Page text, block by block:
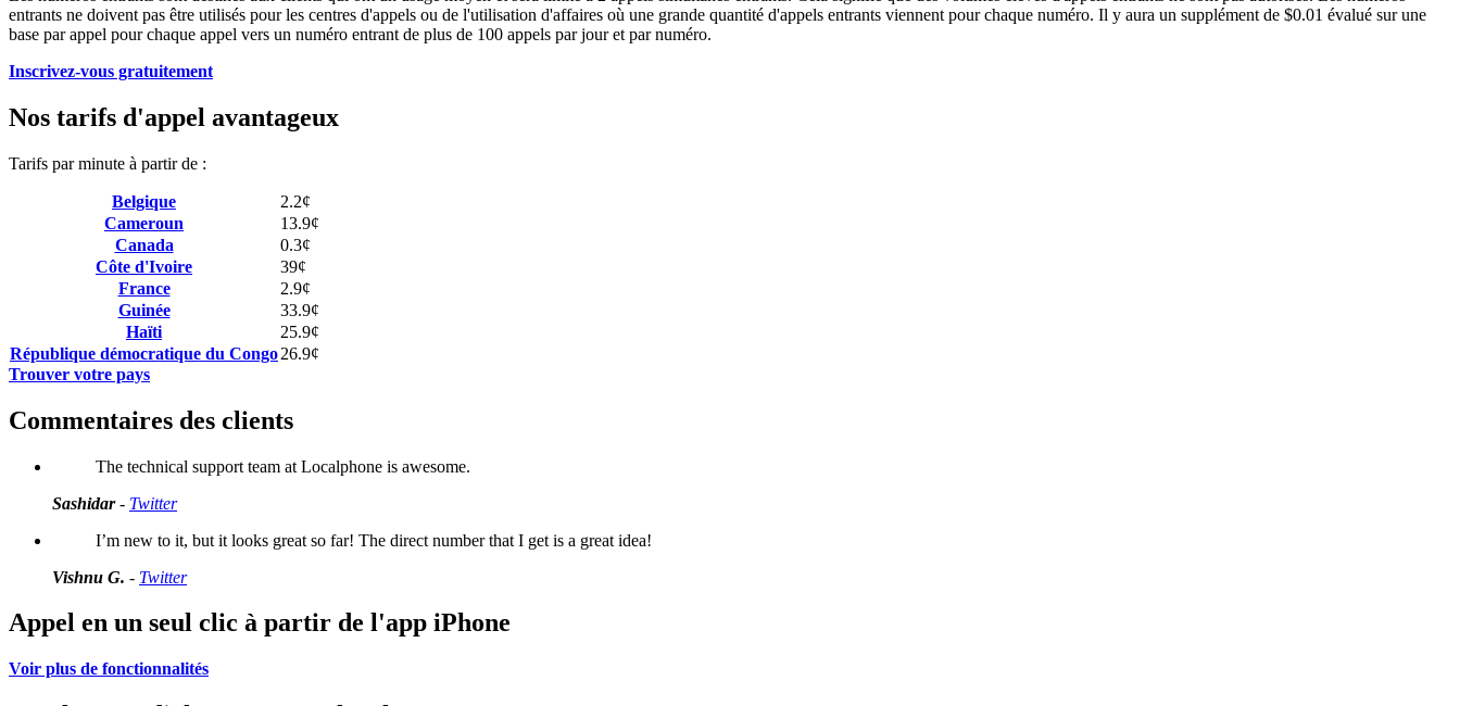
entrants ne doivent pas être utilisés pour les centres d'appels ou de l'utilisation d'affaires où une grande quantité d'appels entrants viennent pour chaque numéro. Il y aura un supplément de $0.01 évalué sur une
base par appel pour chaque appel vers un numéro entrant de plus de 100 appels par jour et par numéro.
Inscrivez-vous gratuitement
Nos tarifs d'appel avantageux
Tarifs par minute à partir de :
Belgique
2.2¢
Cameroun
13.9¢
Canada
0.3¢
Côte d'Ivoire
39¢
France
2.9¢
Guinée
33.9¢
Haïti
25.9¢
République démocratique du Congo26.9¢
Trouver votre pays
Commentaires des clients
The technical support team at Localphone is awesome.
Sashidar- Twitter
I’m new to it, but it looks great so far! The direct number that I get is a great idea!
Vishnu G. - Twitter
Appel en un seul clic à partir de l'app iPhone
Voir plus de fonctionnalités